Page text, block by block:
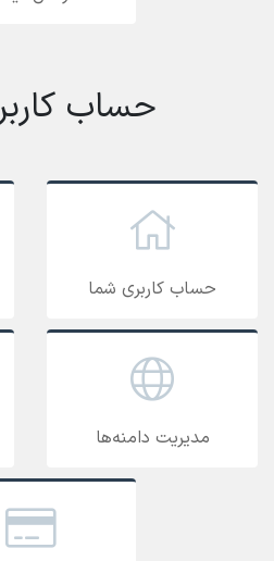
حساب
حساب کاربری شما
مدیریت دامنه‌ها